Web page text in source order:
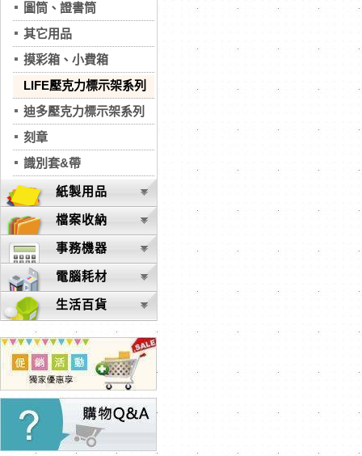
圖筒、證書筒
其它用品
摸彩箱、小費箱
LIFE壓克力標示架系列
迪多壓克力標示架系列
刻章
識別套&帶
紙製用品
檔案收納
事務機器
電腦耗材
生活百貨